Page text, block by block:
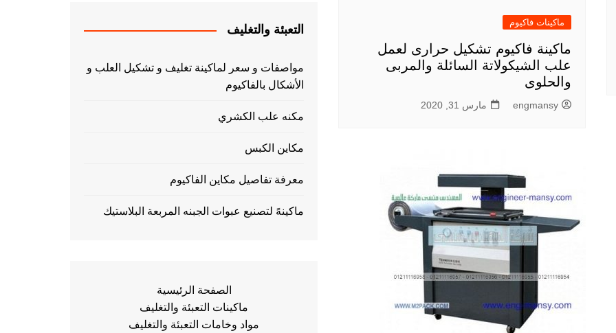
ماكينات فاكيوم
ماكينة فاكيوم تشكيل حرارى لعمل
علب الشيكولاتة السائلة والمربى
والحلوى
engmansy مارس 31, 2020
التعبئة والتغليف
مواصفات و سعر لماكينة تغليف و تشكيل العلب و
الأشكال بالفاكيوم
مكنه علب الكشري
مكاين الكبس
معرفة تفاصيل مكاين الفاكيوم
ماكينهً لتصنيع عبوات الجبنه المربعة البلاستيك
الصفحة الرئيسية
ماكينات التعبئة والتغليف
مواد وخامات التعبئة والتغليف